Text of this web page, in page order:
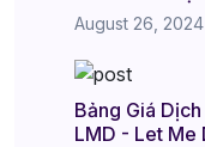
August 26, 2024
Bảng Giá
LMD - Let Me